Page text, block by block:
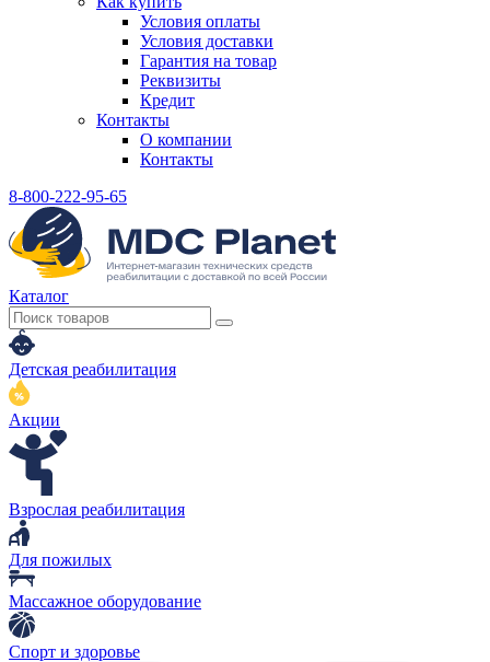
Условия оплаты
Условия доставки
Гарантия на товар
Реквизиты
Кредит
Контакты
О компании
Контакты
8-800-222-95-65
Каталог
Детская реабилитация
Акции
Взрослая реабилитация
Для пожилых
Массажное оборудование
Спорт и здоровье